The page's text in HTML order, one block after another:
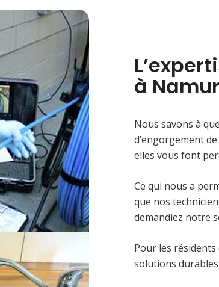
à Namur
Nous savons à
d’engorgement
elles vous font
Ce qui nous a
que nos
demandiez notre
Pour les
solutions